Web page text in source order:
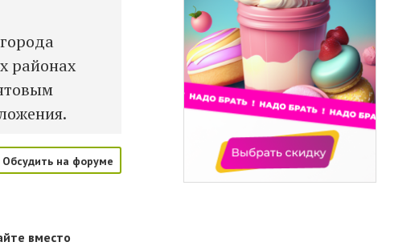
районах
Обсудить на форуме
вместо